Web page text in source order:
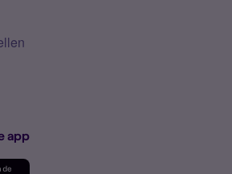
app